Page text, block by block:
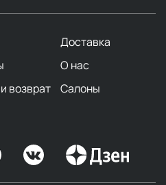
Доставка
О нас
возврат
Салоны